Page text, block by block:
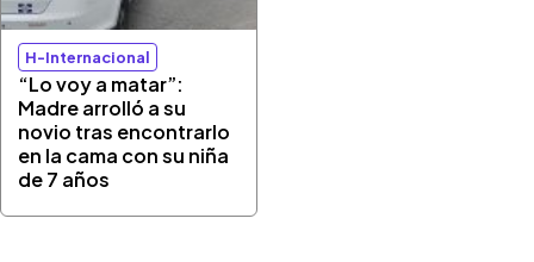
H-Internacional
“Lo voy a matar”:
Madre arrolló a su
novio tras encontrarlo
en la cama con su niña
de 7 años